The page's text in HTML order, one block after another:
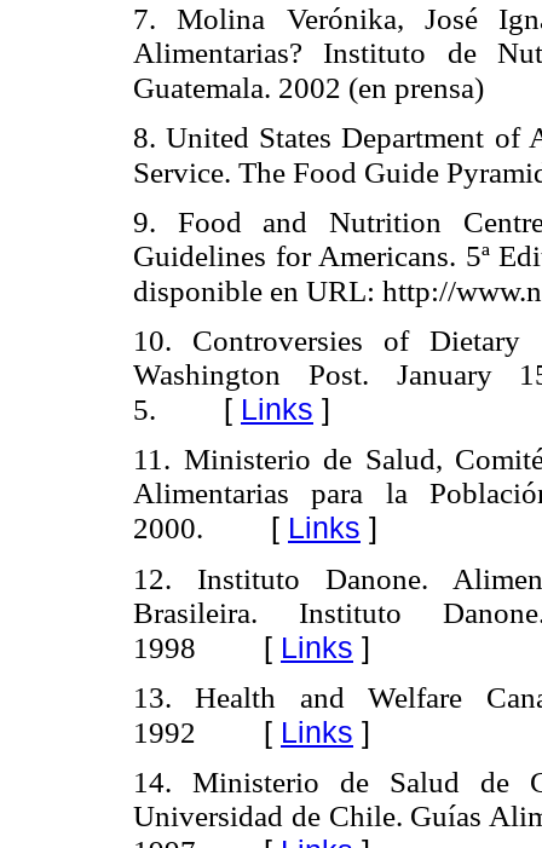
7. Molina Verónika, José
Alimentarias? Instituto de
Guatemala. 2002 (en prensa)
8. United States Department
Service. The Food Guide
9. Food and Nutrition
Guidelines for Americans. 5ª
disponible en URL: http://
10. Controversies of Dietary
Washington Post. January
5. [ Links ]
11. Ministerio de Salud,
Alimentarias para la
2000. [ Links ]
12. Instituto Danone.
Brasileira. Instituto
1998 [ Links ]
13. Health and Welfare
1992 [ Links ]
14. Ministerio de Salud de
Universidad de Chile. Guías